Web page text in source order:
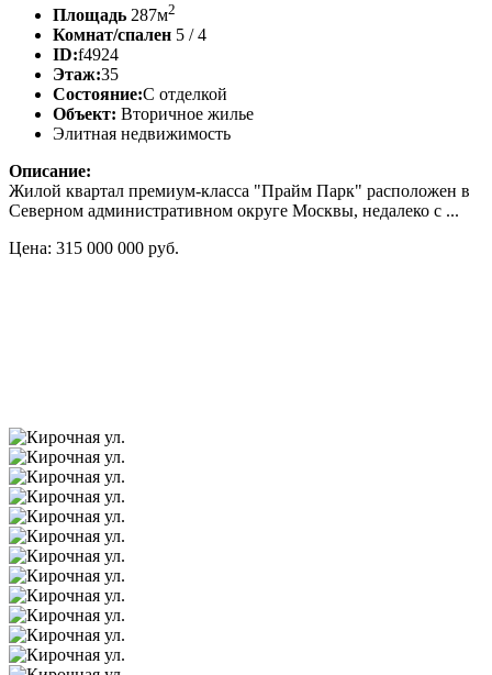
Площадь 287м2
Комнат/спален 5 / 4
ID:f4924
Этаж:35
Состояние:С отделкой
Объект: Вторичное жилье
Элитная недвижимость
Описание:
Жилой квартал премиум-класса "Прайм Парк" расположен в
Северном административном округе Москвы, недалеко с ...
Цена: 315 000 000 руб.